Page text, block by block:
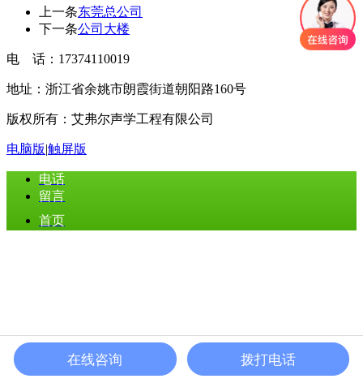
上一条东莞总公司
下一条公司大楼
电 话：17374110019
地址：浙江省余姚市朗霞街道朝阳路160号
版权所有：艾弗尔声学工程有限公司
电脑版|触屏版
电话
留言
首页
在线咨询 拨打电话